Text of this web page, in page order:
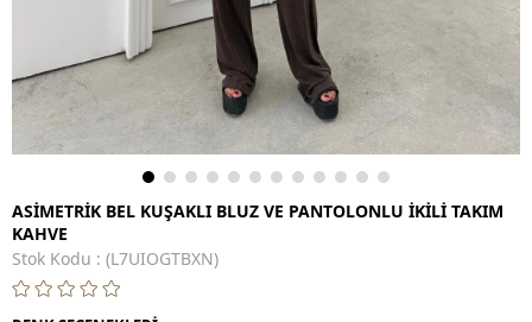
ASİMETRİK BEL KUŞAKLI BLUZ VE PANTOLONLU İKİLİ TAKIM
KAHVE
Stok Kodu
(L7UIOGTBXN)